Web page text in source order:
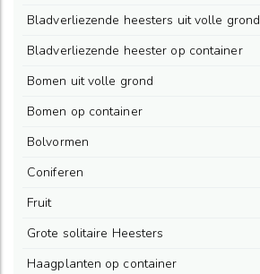
Bladverliezende heesters uit volle grond
Bladverliezende heester op container
Bomen uit volle grond
Bomen op container
Bolvormen
Coniferen
Fruit
Grote solitaire Heesters
Haagplanten op container